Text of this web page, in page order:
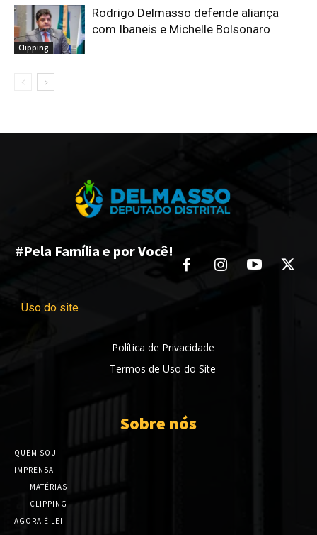
Clipping
Rodrigo Delmasso defende aliança
com Ibaneis e Michelle Bolsonaro
#Pela Família e por Você!
Uso do site
Política de Privacidade
Termos de Uso do Site
Sobre nós
QUEM SOU
IMPRENSA
MATÉRIAS
CLIPPING
AGORA É LEI